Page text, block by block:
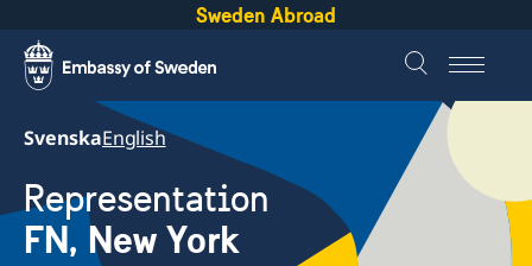
Sweden Abroad
SvenskaEnglish
Representation
FN, New York